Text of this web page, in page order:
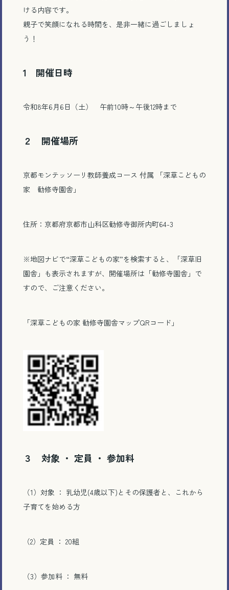
ける内容です。
親子で笑顔になれる時間を、是非一緒に過ごしましょ
う！
1 開催日時
令和8年6月6日（土） 午前10時～午後12時まで
２ 開催場所
京都モンテッソーリ教師養成コース 付属 「深草こどもの
家 勧修寺園舎」
住所：京都府京都市山科区勧修寺御所内町64-3
※地図ナビで“深草こどもの家”を検索すると、「深草旧
園舎」も表示されますが、開催場所は「勧修寺園舎」で
すので、ご注意ください。
「深草こどもの家 勧修寺園舎マップQRコード」
３ 対象 ・ 定員 ・ 参加料
（1）対象 ： 乳幼児(4歳以下)とその保護者と、これから
子育てを始める方
（2）定員 ： 20組
（3）参加料 ： 無料